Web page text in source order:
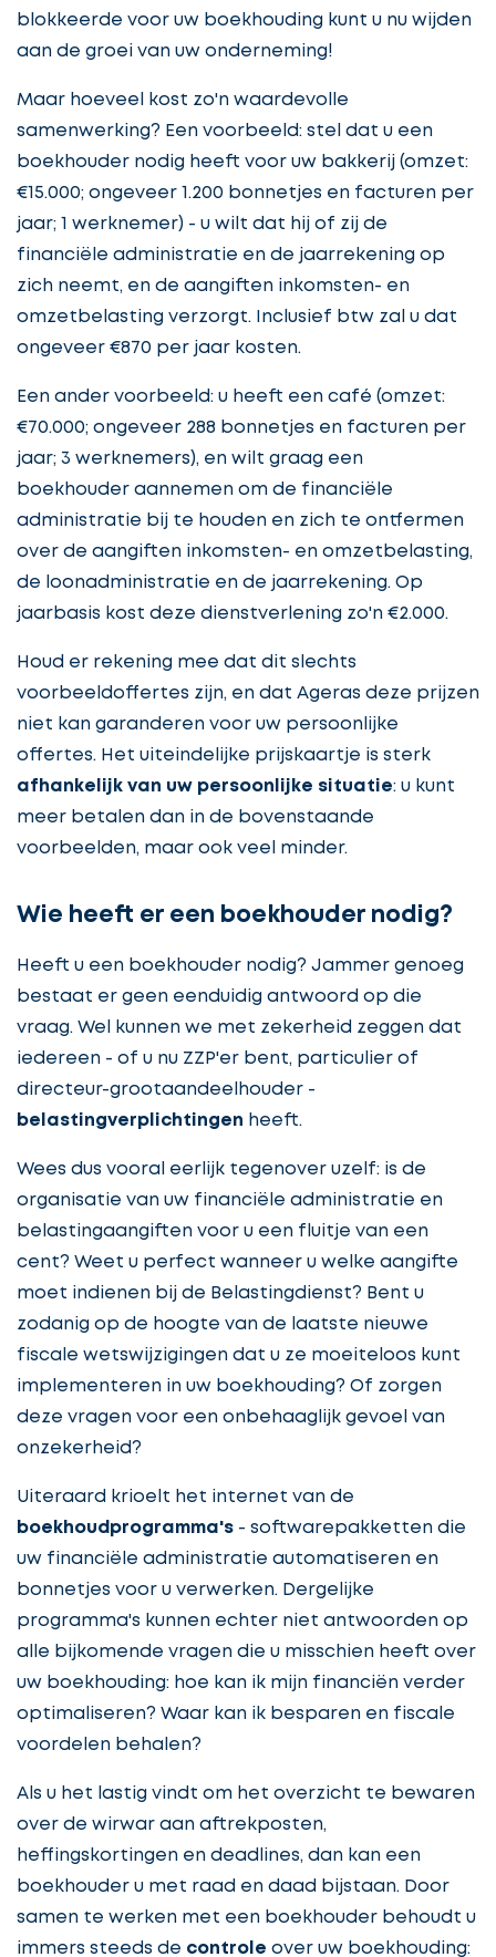
blokkeerde voor uw boekhouding kunt u nu wijden
aan de groei van uw onderneming!
Maar hoeveel kost zo'n waardevolle
samenwerking? Een voorbeeld: stel dat u een
boekhouder nodig heeft voor uw bakkerij (omzet:
€15.000; ongeveer 1.200 bonnetjes en facturen per
jaar; 1 werknemer) - u wilt dat hij of zij de
financiële administratie en de jaarrekening op
zich neemt, en de aangiften inkomsten- en
omzetbelasting verzorgt. Inclusief btw zal u dat
ongeveer €870 per jaar kosten.
Een ander voorbeeld: u heeft een café (omzet:
€70.000; ongeveer 288 bonnetjes en facturen per
jaar; 3 werknemers), en wilt graag een
boekhouder aannemen om de financiële
administratie bij te houden en zich te ontfermen
over de aangiften inkomsten- en omzetbelasting,
de loonadministratie en de jaarrekening. Op
jaarbasis kost deze dienstverlening zo'n €2.000.
Houd er rekening mee dat dit slechts
voorbeeldoffertes zijn, en dat Ageras deze prijzen
niet kan garanderen voor uw persoonlijke
offertes. Het uiteindelijke prijskaartje is sterk
afhankelijk van uw persoonlijke situatie: u kunt
meer betalen dan in de bovenstaande
voorbeelden, maar ook veel minder.
Wie heeft er een boekhouder nodig?
Heeft u een boekhouder nodig? Jammer genoeg
bestaat er geen eenduidig antwoord op die
vraag. Wel kunnen we met zekerheid zeggen dat
iedereen - of u nu ZZP'er bent, particulier of
directeur-grootaandeelhouder -
belastingverplichtingen heeft.
Wees dus vooral eerlijk tegenover uzelf: is de
organisatie van uw financiële administratie en
belastingaangiften voor u een fluitje van een
cent? Weet u perfect wanneer u welke aangifte
moet indienen bij de Belastingdienst? Bent u
zodanig op de hoogte van de laatste nieuwe
fiscale wetswijzigingen dat u ze moeiteloos kunt
implementeren in uw boekhouding? Of zorgen
deze vragen voor een onbehaaglijk gevoel van
onzekerheid?
Uiteraard krioelt het internet van de
boekhoudprogramma's - softwarepakketten die
uw financiële administratie automatiseren en
bonnetjes voor u verwerken. Dergelijke
programma's kunnen echter niet antwoorden op
alle bijkomende vragen die u misschien heeft over
uw boekhouding: hoe kan ik mijn financiën verder
optimaliseren? Waar kan ik besparen en fiscale
voordelen behalen?
Als u het lastig vindt om het overzicht te bewaren
over de wirwar aan aftrekposten,
heffingskortingen en deadlines, dan kan een
boekhouder u met raad en daad bijstaan. Door
samen te werken met een boekhouder behoudt u
immers steeds de controle over uw boekhouding: